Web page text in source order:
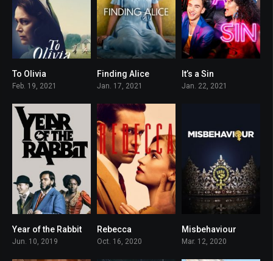
To Olivia
Feb. 19, 2021
Finding Alice
Jan. 17, 2021
It’s a Sin
Jan. 22, 2021
7.2
Year of the Rabbit
Jun. 10, 2019
Rebecca
Oct. 16, 2020
Misbehaviour
Mar. 12, 2020